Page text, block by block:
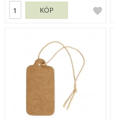
KÖP